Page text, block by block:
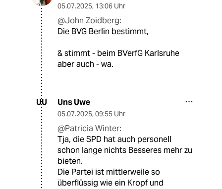
05.07.2025, 13:06 Uhr
@John Zoidberg:
Die BVG Berlin bestimmt,
& stimmt - beim BVerfG Karlsruhe
aber auch - wa.
UU Uns Uwe
05.07.2025, 09:55 Uhr
@Patricia Winter:
Tja, die SPD hat auch personell
schon lange nichts Besseres mehr zu
bieten.
Die Partei ist mittlerweile so
überflüssig wie ein Kropf und